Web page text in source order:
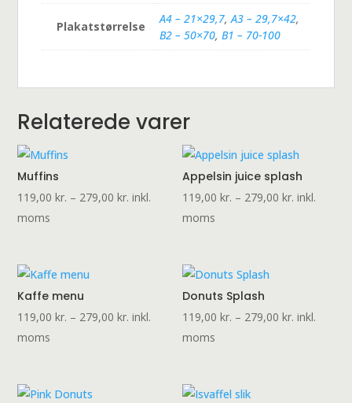
Plakatstørrelse
A4 – 21×29,7,A3 – 29,7×42,
B2 – 50×70,B1 – 70-100
Relaterede varer
Muffins
119,00kr. – 279,00kr. Prisinterval:
inkl.
moms
Appelsin juice splash
119,00kr. – 279,00kr. Prisinterval:
inkl.
moms
Kaffe menu
119,00kr. – 279,00kr. Prisinterval:
inkl.
moms
Donuts Splash
119,00kr. – 279,00kr. Prisinterval:
inkl.
moms